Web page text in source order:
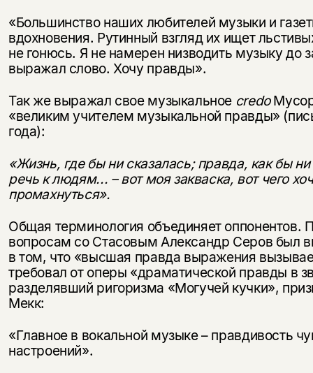
«Большинство наших любителей музыки и
вдохновения. Рутинный взгляд их ищет
не гонюсь. Я не намерен низводить музыку до
выражал слово. Хочу правды».
Так же выражал свое музыкальное credo
«великим учителем музыкальной правды»
года):
«Жизнь, где бы ни сказалась; правда, как бы
речь к людям... – вот моя закваска, вот чего
промахнуться».
Общая терминология объединяет
вопросам со Стасовым Александр Серов был
в том, что «высшая правда выражения
требовал от оперы «драматической правды в
разделявший ригоризма «Могучей кучки»,
Мекк:
«Главное в вокальной музыке – правдивость
настроений».